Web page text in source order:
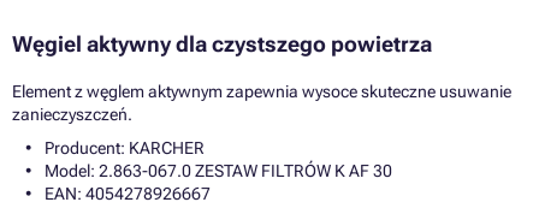
Węgiel aktywny dla czystszego powietrza
Element z węglem aktywnym zapewnia wysoce skuteczne usuwanie
zanieczyszczeń.
Producent: KARCHER
Model: 2.863-067.0 ZESTAW FILTRÓW K AF 30
EAN: 4054278926667